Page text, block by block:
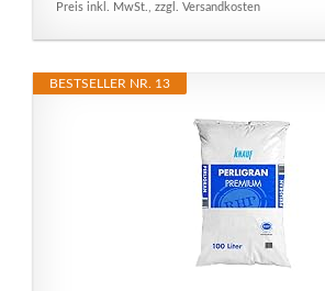
Preis inkl. MwSt., zzgl. Versandkosten
BESTSELLER NR. 13